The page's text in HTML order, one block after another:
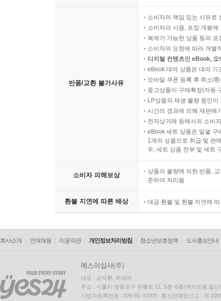
반품/교환 불가사유
소비자의 책임 있는 사유로
소비자의 사용, 포장 개봉
복제가 가능한 상품 등의
소비자의 요청에 따라 개별
디지털 컨텐츠인 eBook,
eBook 대여 상품은 대여 기
모바일 쿠폰 등록 후 취소/
중고상품이 구매확정(자동
LP상품의 재생 불량 원인
시간의 경과에 의해 재판매
전자상거래 등에서의 소비
eBook 세트 상품은 일괄 구
1개의 상품으로 취급 및 판
우, 세트 상품 전부 및 세트
소비자 피해보상
상품의 불량에 의한 반품,
준하여 처리됨
환불 지연에 따른 배상 대금 환불 및 환불 지연에
회사소개 인재채용 이용약관 개인정보처리방침 청소년보호정책 도서홍보안내
대표 : 김석환, 최세라
주소 : 서울시 영등포구 은행로 11, 5층~6층(여의도동,일신
사업자등록번호 : 229-81-37000 통신판매업신고 : 제